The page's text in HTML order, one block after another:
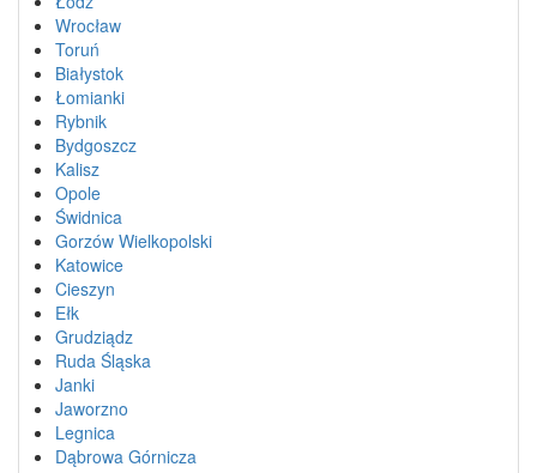
Wrocław
Toruń
Białystok
Łomianki
Rybnik
Bydgoszcz
Kalisz
Opole
Świdnica
Gorzów Wielkopolski
Katowice
Cieszyn
Ełk
Grudziądz
Ruda Śląska
Janki
Jaworzno
Legnica
Dąbrowa Górnicza